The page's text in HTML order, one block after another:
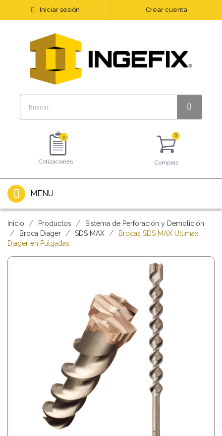
Iniciar sesión Crear cuenta
0
Cotizaciones Compras
MENU
Inicio Productos
Sistema de Perforación y Demolición
Broca Diager
SDS MAX
Brocas SDS MAX Ultimax
Diager en Pulgadas